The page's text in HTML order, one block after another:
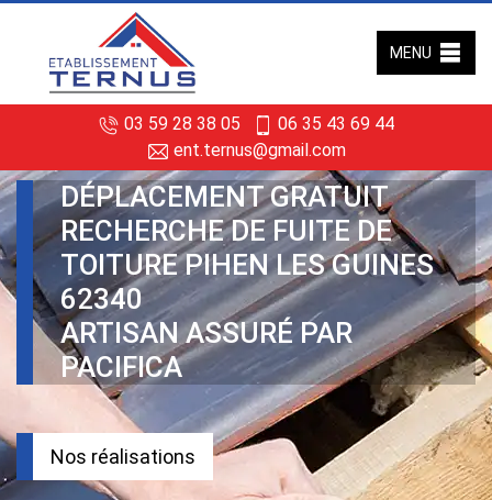
03 59 28 38 05
06 35 43 69 44
ent.ternus@gmail.com
MENU
DÉPLACEMENT GRATUIT
RECHERCHE DE FUITE DE
TOITURE PIHEN LES GUINES
62340
ARTISAN ASSURÉ PAR
PACIFICA
Nos réalisations